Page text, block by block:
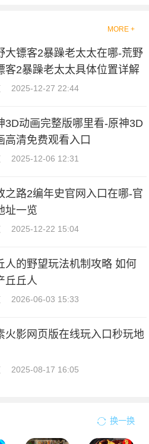
MORE +
大镖客2暴躁老太太在哪-荒野
客2暴躁老太太具体位置详解
2025-12-27 22:44
3D动画完整版哪里看-原神3D
高清免费观看入口
2025-12-06 12:31
之路2编年史官网入口在哪-官
址一览
2025-12-22 15:04
人的野望玩法机制攻略 如何
丘丘人
2026-06-03 15:33
火影网页版在线玩入口秒玩地
2025-08-17 16:05
换一换